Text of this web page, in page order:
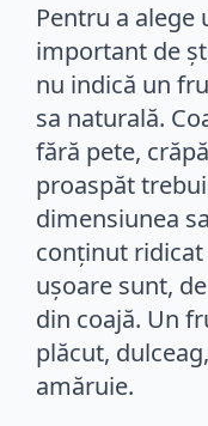
Pentru a alege
important de
nu indică un
sa naturală.
fără pete,
proaspăt
dimensiunea
conținut ridicat
ușoare sunt,
din coajă. Un
plăcut,
amăruie.